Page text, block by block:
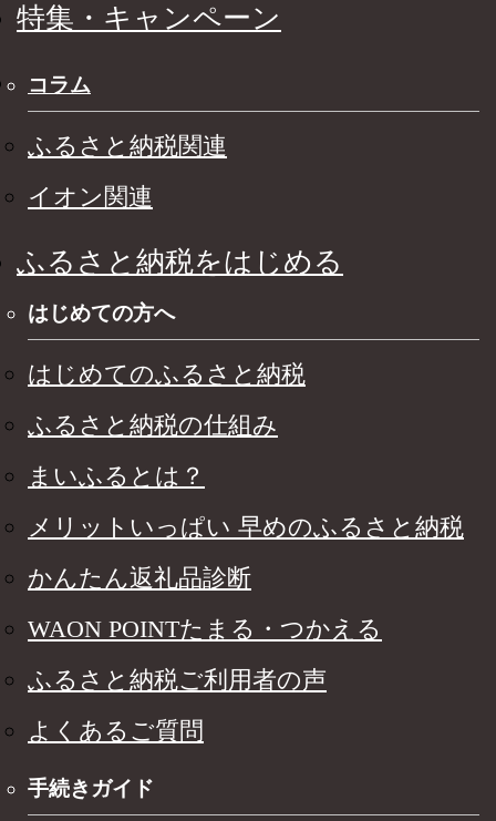
特集・キャンペーン
コラム
ふるさと納税関連
イオン関連
ふるさと納税をはじめる
はじめての方へ
はじめてのふるさと納税
ふるさと納税の仕組み
まいふるとは？
メリットいっぱい 早めのふるさと納税
かんたん返礼品診断
WAON POINTたまる・つかえる
ふるさと納税ご利用者の声
よくあるご質問
手続きガイド